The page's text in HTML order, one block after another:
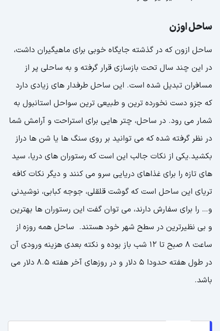
ساحل اوزن
ساحل ازون که در گذشته جایگاه خوبی برای ماهیگیران داشت،
در این چند سال تحت بازسازی قرار گرفته و به ساحلی پر از
مسافران تبدیل شده است. این ساحل طرفدار های زیادی دارد
که جزو دست نخورده ترین و طبیعی ترین سواحل استانبول به
شمار می رود. در ساحل، چتر هایی برای استراحت و آرامش شما
در نظر گرفته شده که می توانید بر روی سنگ ها یا شن ها دراز
بکشید.یکی از نکات جالب این است که رستوران های دریا، سید
های تازه را برای غذاهای دریایی سرو می کنند و دیگر نکات کافه
تریای این ساحل است که گوشت قلقلی، جوجه کبابی، نوشیدنی
و… را برای سفارش دارند، می توان گفت این رستوران ها بهترین
و بی نظیرترین در سطح شهر خود هستند. ساحل همه روزه از
ساعت 8 صبح تا 12 شب باز بوده و نکته بعدی هزینه ورودی آن
در طول هفته حدودا 5 دلار و در روزهای آخر هفته 8.5 دلار می
باشد.